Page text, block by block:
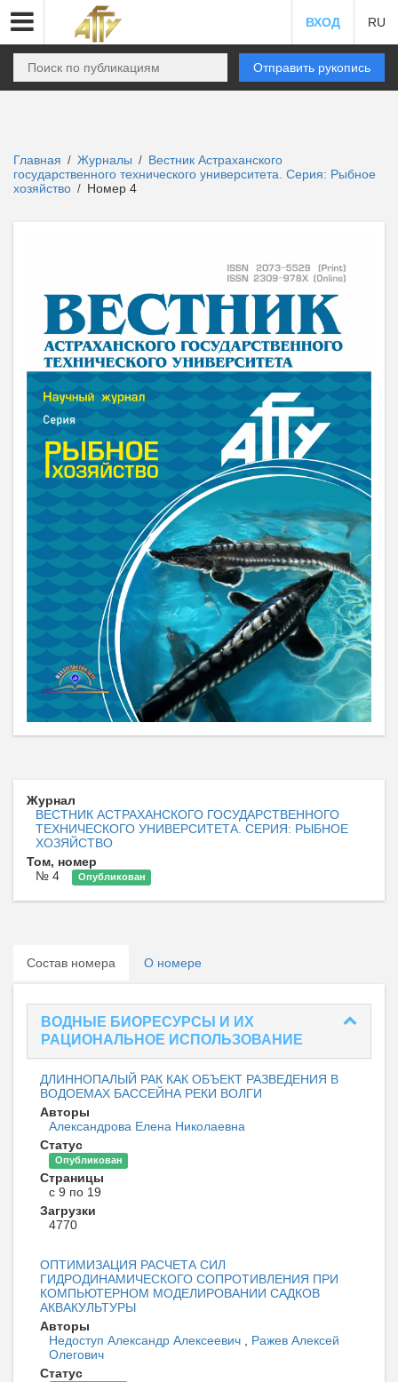
ВХОД RU
Отправить рукопись
Главная / Журналы / Вестник Астраханского
государственного технического университета. Серия: Рыбное
хозяйство / Номер 4
Журнал
ВЕСТНИК АСТРАХАНСКОГО ГОСУДАРСТВЕННОГО
ТЕХНИЧЕСКОГО УНИВЕРСИТЕТА. СЕРИЯ: РЫБНОЕ
ХОЗЯЙСТВО
Том, номер
№ 4
Опубликован
Состав номера О номере
ВОДНЫЕ БИОРЕСУРСЫ И ИХ
РАЦИОНАЛЬНОЕ ИСПОЛЬЗОВАНИЕ
ДЛИННОПАЛЫЙ РАК КАК ОБЪЕКТ РАЗВЕДЕНИЯ В
ВОДОЕМАХ БАССЕЙНА РЕКИ ВОЛГИ
Авторы
Александрова Елена Николаевна
Статус
Опубликован
Страницы
с 9 по 19
Загрузки
4770
ОПТИМИЗАЦИЯ РАСЧЕТА СИЛ
ГИДРОДИНАМИЧЕСКОГО СОПРОТИВЛЕНИЯ ПРИ
КОМПЬЮТЕРНОМ МОДЕЛИРОВАНИИ САДКОВ
АКВАКУЛЬТУРЫ
Авторы
Недоступ Александр Алексеевич , Ражев Алексей
Олегович
Статус